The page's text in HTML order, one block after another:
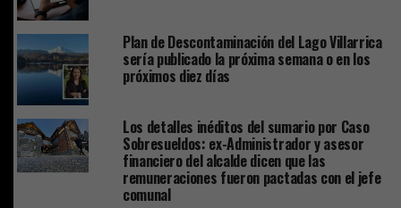
Plan de Descontaminación del Lago Villarrica
sería publicado la próxima semana o en los
próximos diez días
Los detalles inéditos del sumario por Caso
Sobresueldos: ex-Administrador y asesor
financiero del alcalde dicen que las
remuneraciones fueron pactadas con el jefe
comunal